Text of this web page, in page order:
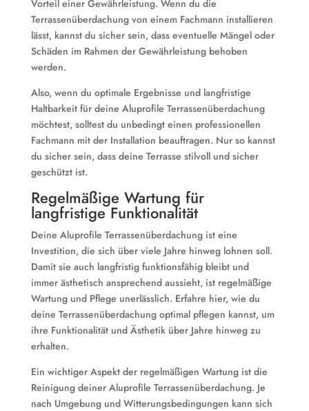
Vorteil einer Gewährleistung. Wenn du die
Terrassenüberdachung von einem Fachmann installieren
lässt, kannst du sicher sein, dass eventuelle Mängel oder
Schäden im Rahmen der Gewährleistung behoben
werden.
Also, wenn du optimale Ergebnisse und langfristige
Haltbarkeit für deine Aluprofile Terrassenüberdachung
möchtest, solltest du unbedingt einen professionellen
Fachmann mit der Installation beauftragen. Nur so kannst
du sicher sein, dass deine Terrasse stilvoll und sicher
geschützt ist.
Regelmäßige Wartung für
langfristige Funktionalität
Deine Aluprofile Terrassenüberdachung ist eine
Investition, die sich über viele Jahre hinweg lohnen soll.
Damit sie auch langfristig funktionsfähig bleibt und
immer ästhetisch ansprechend aussieht, ist regelmäßige
Wartung und Pflege unerlässlich. Erfahre hier, wie du
deine Terrassenüberdachung optimal pflegen kannst, um
ihre Funktionalität und Ästhetik über Jahre hinweg zu
erhalten.
Ein wichtiger Aspekt der regelmäßigen Wartung ist die
Reinigung deiner Aluprofile Terrassenüberdachung. Je
nach Umgebung und Witterungsbedingungen kann sich